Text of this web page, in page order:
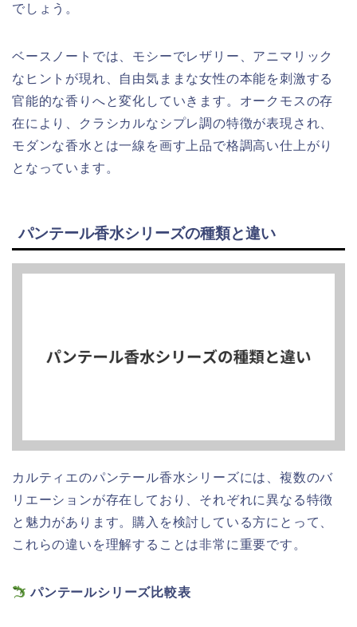
でしょう。
ベースノートでは、モシーでレザリー、アニマリック
なヒントが現れ、自由気ままな女性の本能を刺激する
官能的な香りへと変化していきます。オークモスの存
在により、クラシカルなシプレ調の特徴が表現され、
モダンな香水とは一線を画す上品で格調高い仕上がり
となっています。
パンテール香水シリーズの種類と違い
カルティエのパンテール香水シリーズには、複数のバ
リエーションが存在しており、それぞれに異なる特徴
と魅力があります。購入を検討している方にとって、
これらの違いを理解することは非常に重要です。
パンテールシリーズ比較表